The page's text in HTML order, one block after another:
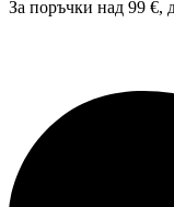
За поръчки над 99 €,